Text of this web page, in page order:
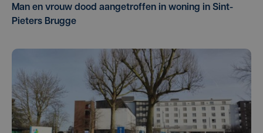
Man en vrouw dood aangetroffen in woning in Sint-
Pieters Brugge